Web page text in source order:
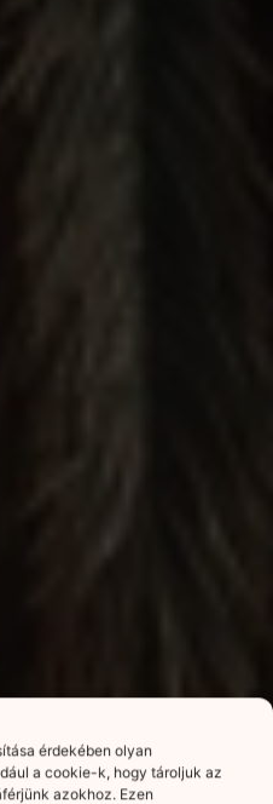
érdekében olyan
a cookie-k, hogy tároljuk az
azokhoz. Ezen